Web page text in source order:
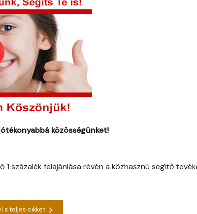
közösségünket!
százalék felajánlása révén a közhasznú segítő
a teljes cikket